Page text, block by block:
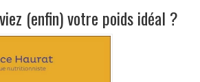
(enfin) votre poids idéal ?